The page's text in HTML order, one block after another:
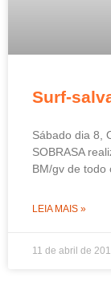
Surf-
Sábado dia 8,
SOBRASA
BM/gv de todo
LEIA MAIS »
11 de abril de